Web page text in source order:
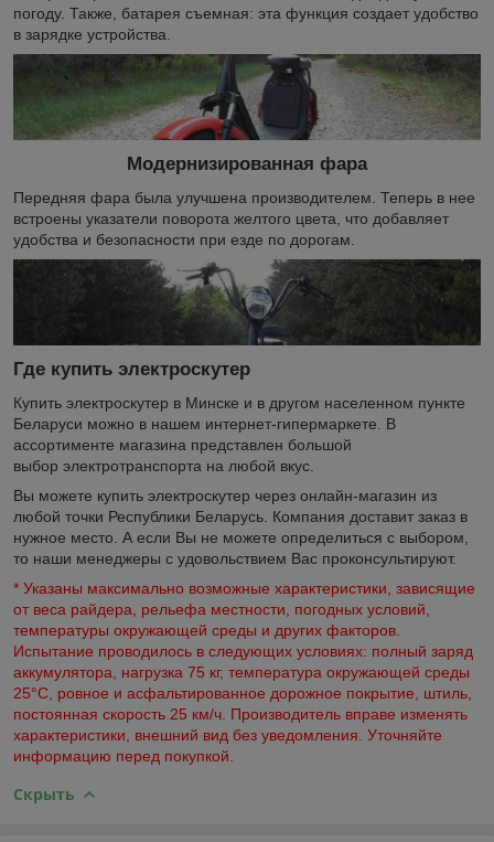
погоду. Также, батарея съемная: эта функция создает удобство
в зарядке устройства.
Модернизированная фара
Передняя фара была улучшена производителем. Теперь в нее
встроены указатели поворота желтого цвета, что добавляет
удобства и безопасности при езде по дорогам.
Где купить электроскутер
Купить электроскутер в Минске и в другом населенном пункте
Беларуси можно в нашем интернет-гипермаркете. В
ассортименте магазина представлен большой
выбор электротранспорта на любой вкус.
Вы можете купить электроскутер через онлайн-магазин из
любой точки Республики Беларусь. Компания доставит заказ в
нужное место. А если Вы не можете определиться с выбором,
то наши менеджеры с удовольствием Вас проконсультируют.
* Указаны максимально возможные характеристики, зависящие
от веса райдера, рельефа местности, погодных условий,
температуры окружающей среды и других факторов.
Испытание проводилось в следующих условиях: полный заряд
аккумулятора, нагрузка 75 кг, температура окружающей среды
25°C, ровное и асфальтированное дорожное покрытие, штиль,
постоянная скорость 25 км/ч. Производитель вправе изменять
характеристики, внешний вид без уведомления. Уточняйте
информацию перед покупкой.
Скрыть